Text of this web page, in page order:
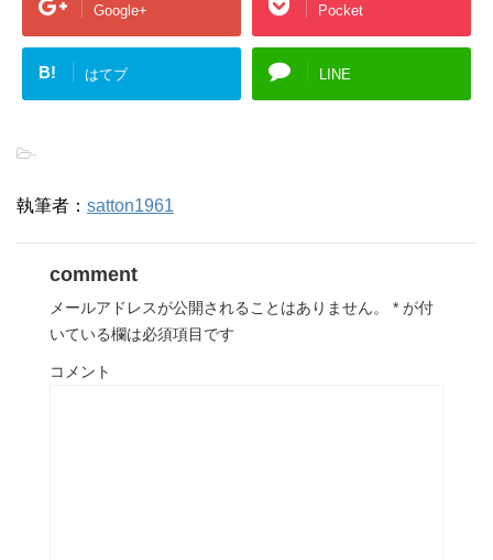
Google+ Pocket
B! はてブ LINE
-
執筆者： satton1961
comment
メールアドレスが公開されることはありません。 * が付
いている欄は必須項目です
コメント